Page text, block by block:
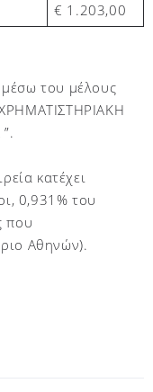
€ 1.203,00
του μέλους
κατέχει
0,931% του
που
Αθηνών).